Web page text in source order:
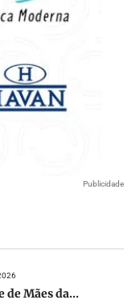
Publicidade
de Mães da...